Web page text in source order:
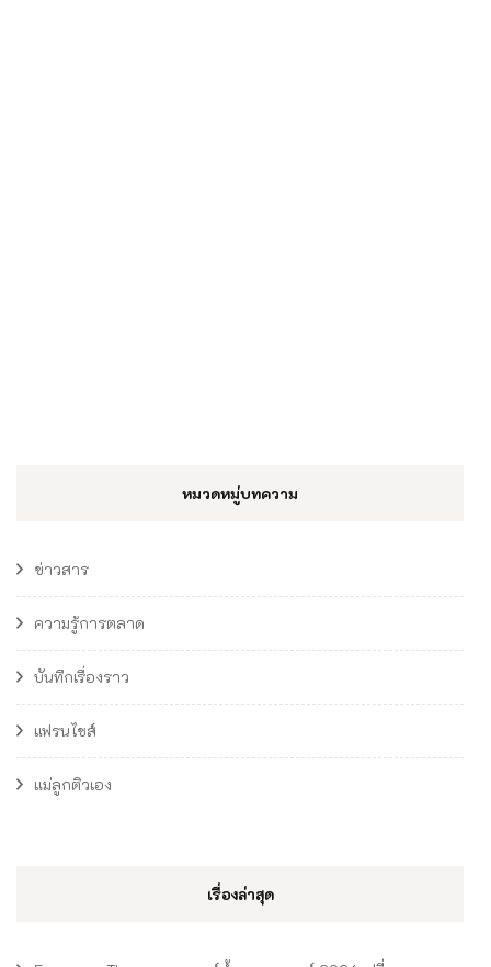
หมวดหมู่บทความ
ข่าวสาร
ความรู้การตลาด
บันทึกเรื่องราว
แฟรนไชส์
แม่ลูกติวเอง
เรื่องล่าสุด